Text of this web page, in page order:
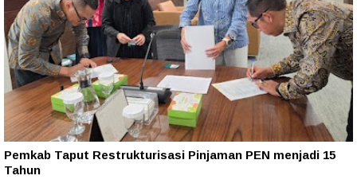
Pemkab Taput Restrukturisasi Pinjaman PEN menjadi 15
Tahun‎